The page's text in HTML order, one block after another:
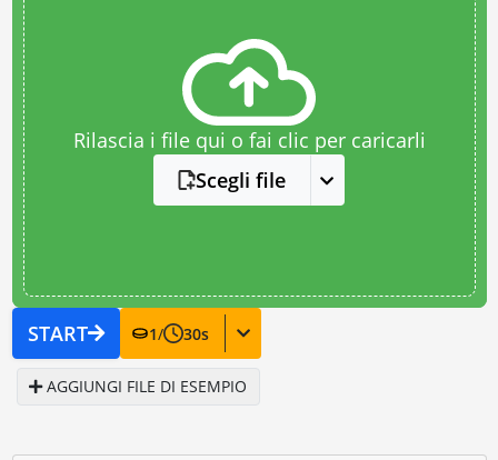
Rilascia i file qui o fai clic per caricarli
Scegli file
START 1/ 30s
AGGIUNGI FILE DI ESEMPIO